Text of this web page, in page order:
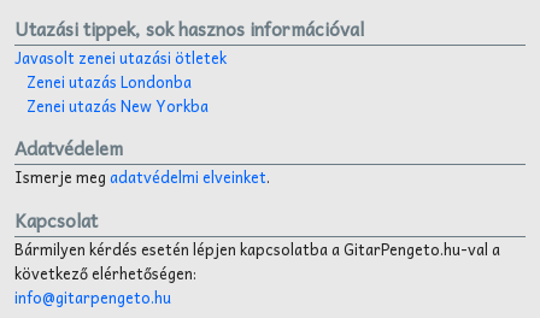
Utazási tippek, sok hasznos információval
Javasolt zenei utazási ötletek
Zenei utazás Londonba
Zenei utazás New Yorkba
Adatvédelem
Ismerje megadatvédelmi elveinket.
Kapcsolat
Bármilyen kérdés esetén lépjen kapcsolatba a GitarPengeto.hu-val a
következő elérhetőségen:
info@gitarpengeto.hu